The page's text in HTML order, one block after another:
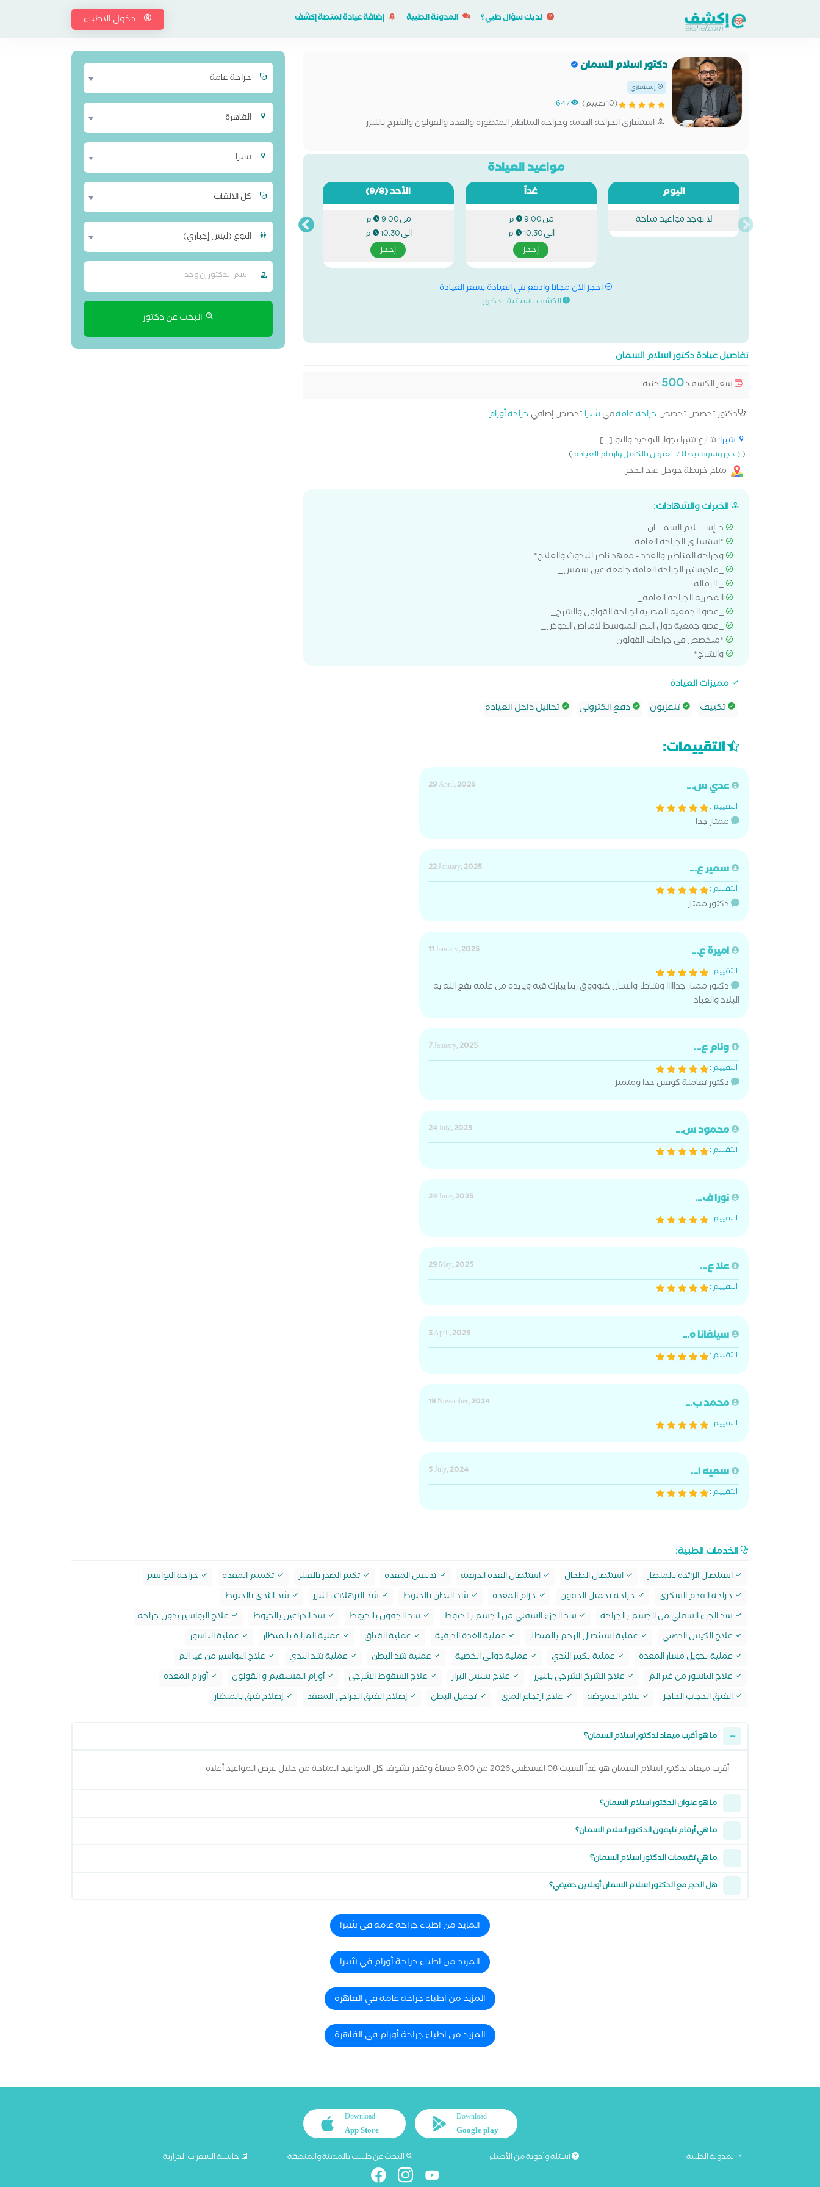
لديك سؤال طبي؟ المدونة الطبية إضافة عيادة لمنصة إكشف دخول الاطباء
دكتور اسلام السمان
إستشاري
(10 تقييم) 647
استشاري الجراحه العامه وجراحة المناظير المتطوره والغدد والقولون والشرج بالليزر
مواعيد العيادة
اليوم
لا توجد مواعيد متاحة
غداً
من9:00 م
الى10:30 م
إحجز
الأحد(9/8)
من9:00 م
الى10:30 م
إحجز
احجز الان مجانا وادفع في العيادة بسعر العيادة
الكشف باسبقية الحضور
تفاصيل عيادة دكتور اسلام السمان
سعر الكشف:500 جنيه
دكتور تخصص تخصص جراحة عامةفي شبرا تخصص إضافي جراحة أورام
شبرا: شارع شبرا بجوار التوحيد والنور[...]
((احجز وسوف يصلك العنوان بالكامل وارقام العيادة)
متاح خريطة جوجل عند الحجز
الخبرات والشهادات:
د. إســـــلام السمــــان
*استشاري الجراحه العامه
وجراحة المناظير والغدد - معهد ناصر للبحوث والعلاج*
_ماجيستير الجراحه العامه جامعة عين شمس_
_ الزماله
المصريه الجراحه العامه_
_عضو الجمعيه المصريه لجراحة القولون والشرج_
_عضو جمعية دول البحر المتوسط لامراض الحوض_
*متخصص في جراحات القولون
والشرج*
مميزات العيادة
تكييف
تلفزيون دفع الكتروني تحاليل داخل العيادة
جراحة عامة
القاهرة
شبرا
كل الالقاب
النوع (ليس إجباري)
البحث عن دكتور
التقييمات:
عدي س...
29 April, 2026
التقييم :
ممتاز جدا
سمير ع...
22 January, 2025
التقييم :
دكتور ممتاز
اميرة ع...
11 January, 2025
التقييم :
دكتور ممتاز جدااااا وشاطر وانسان خلوووق ربنا يبارك قيه ويزيده من علمه نفع الله به
البلاد والعباد
وئام ع...
7 January, 2025
التقييم :
دكتور تعاملة كويس جدا ومتميز
محمود س...
24 July, 2025
التقييم :
نورا ف...
24 June, 2025
التقييم :
علا ع...
29 May, 2025
التقييم :
سيلفانا ه...
3 April, 2025
التقييم :
محمد ب...
19 November, 2024
التقييم :
سميه ا...
5 July, 2024
التقييم :
الخدمات الطبية:
استئصال الزائدة بالمنظار استئصال الطحال استئصال الغدة الدرقية تدبيس المعدة تكبير الصدر بالفيلر تكميم المعدة
جراحة البواسير
جراحة القدم السكري
جراحة تجميل الجفون حزام المعدة شد البطن بالخيوط شد الترهلات بالليزر
شد الثدي بالخيوط
شد الجزء السفلي من الجسم بالجراحة
شد الجزء السفلي من الجسم بالخيوط شد الجفون بالخيوط شد الذراعين بالخيوط
علاج البواسير بدون جراحة
علاج الكيس الدهني
عملية استئصال الرحم بالمنظار عملية الغدة الدرقية عملية الفتاق عملية المرارة بالمنظار
عملية الناسور
عملية تحويل مسار المعدة
عملية تكبير الثدي عملية دوالي الخصية عملية شد البطن عملية شد الثدي
علاج البواسير من غير الم
علاج الناسور من غير الم
علاج الشرخ الشرجي بالليزر علاج سلس البراز علاج السقوط الشرجي أورام المستقيم و القولون
أورام المعده
الفتق الحجاب الحاجز
علاج الحموضه علاج ارتجاع المرئ تجميل البطن إصلاح الفتق الجراحي المعقد إصلاح فتق بالمنظار
ما هو أقرب ميعاد لدكتور اسلام السمان؟
أقرب ميعاد لدكتور اسلام السمان هو غداً السبت 08 اغسطس 2026 من 9:00 مساءً وتقدر تشوف كل المواعيد المتاحة من خلال عرض المواعيد أعلاه
ما هو عنوان الدكتور اسلام السمان؟
ما هي أرقام تليفون الدكتور اسلام السمان؟
ما هي تقييمات الدكتور اسلام السمان؟
هل الحجز مع الدكتور اسلام السمان أونلاين حقيقي؟
المزيد من اطباء جراحة عامة في شبرا
المزيد من اطباء جراحة أورام في شبرا
المزيد من اطباء جراحة عامة في القاهرة
المزيد من اطباء جراحة أورام في القاهرة
Download
Google play
Download
App Store
المدونة الطبية أسئلة وأجوبة من الأطباء البحث عن طبيب بالمدينة والمنطقة حاسبة السعرات الحرارية